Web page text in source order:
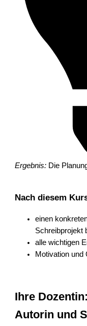
Ergebnis: Die
Nach diesem
einen
Schreibprojekt
alle wichtigen
Motivation und
Ihre
Autorin und